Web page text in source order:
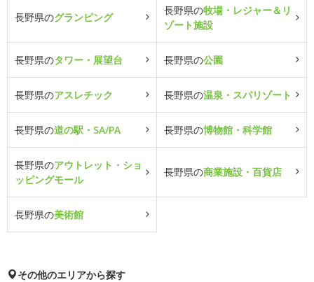
長野県のグランピング
長野県の牧場・レジャー＆リ
ゾート施設
長野県のタワー・展望台 長野県の公園
長野県のアスレチック 長野県の温泉・スパリゾート
長野県の道の駅・SA/PA 長野県の博物館・科学館
長野県のアウトレット・ショ
ッピングモール
長野県の商業施設・百貨店
長野県の美術館
その他のエリアから探す